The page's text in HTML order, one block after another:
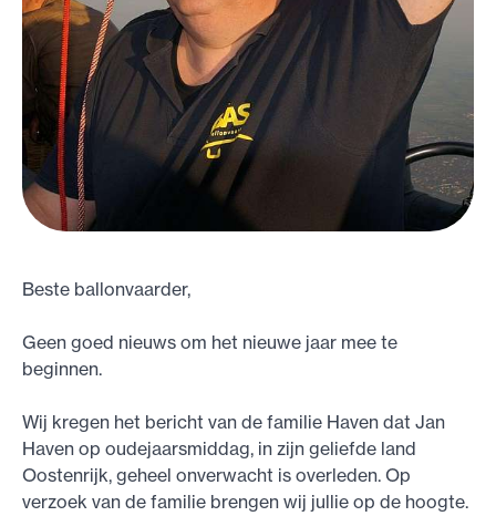
Beste ballonvaarder,
Geen goed nieuws om het nieuwe jaar mee te
beginnen.
Wij kregen het bericht van de familie Haven dat Jan
Haven op oudejaarsmiddag, in zijn geliefde land
Oostenrijk, geheel onverwacht is overleden. Op
verzoek van de familie brengen wij jullie op de hoogte.